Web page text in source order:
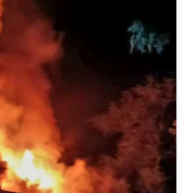
sekä
kertoi Posi
sekä